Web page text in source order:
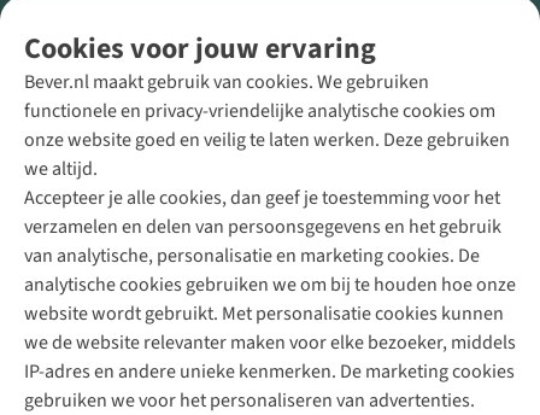
Cookies voor jouw ervaring
Bever.nl maakt gebruik van cookies. We gebruiken
functionele en privacy-vriendelijke analytische cookies om
onze website goed en veilig te laten werken. Deze gebruiken
we altijd.
Accepteer je alle cookies, dan geef je toestemming voor het
verzamelen en delen van persoonsgegevens en het gebruik
van analytische, personalisatie en marketing cookies. De
analytische cookies gebruiken we om bij te houden hoe onze
website wordt gebruikt. Met personalisatie cookies kunnen
we de website relevanter maken voor elke bezoeker, middels
IP-adres en andere unieke kenmerken. De marketing cookies
gebruiken we voor het personaliseren van advertenties.
Direct advies van een Buitenexpert
+31 (0)85 888 50 88
+31 6 12 28 49 80
Contactformulier